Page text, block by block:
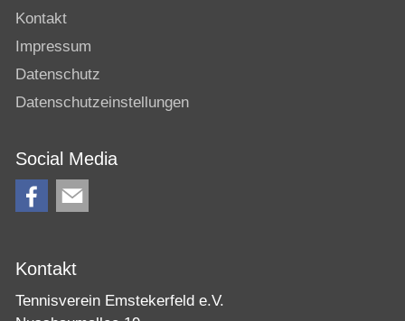
Kontakt
Impressum
Datenschutz
Datenschutzeinstellungen
Social Media
Kontakt
Tennisverein Emstekerfeld e.V.